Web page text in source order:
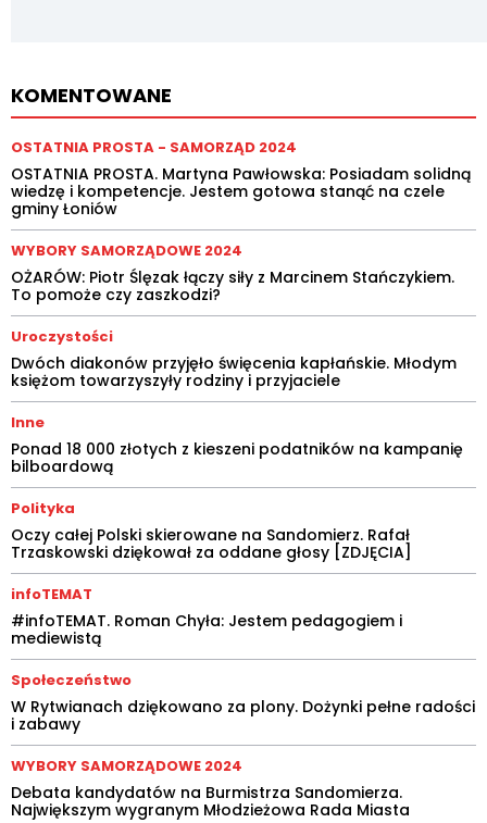
KOMENTOWANE
OSTATNIA PROSTA - SAMORZĄD 2024
OSTATNIA PROSTA. Martyna Pawłowska: Posiadam solidną
wiedzę i kompetencje. Jestem gotowa stanąć na czele
gminy Łoniów
WYBORY SAMORZĄDOWE 2024
OŻARÓW: Piotr Ślęzak łączy siły z Marcinem Stańczykiem.
To pomoże czy zaszkodzi?
Uroczystości
Dwóch diakonów przyjęło święcenia kapłańskie. Młodym
księżom towarzyszyły rodziny i przyjaciele
Inne
Ponad 18 000 złotych z kieszeni podatników na kampanię
bilboardową
Polityka
Oczy całej Polski skierowane na Sandomierz. Rafał
Trzaskowski dziękował za oddane głosy [ZDJĘCIA]
infoTEMAT
#infoTEMAT. Roman Chyła: Jestem pedagogiem i
mediewistą
Społeczeństwo
W Rytwianach dziękowano za plony. Dożynki pełne radości
i zabawy
WYBORY SAMORZĄDOWE 2024
Debata kandydatów na Burmistrza Sandomierza.
Największym wygranym Młodzieżowa Rada Miasta